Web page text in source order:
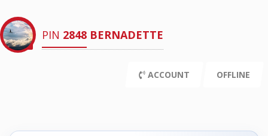
PIN 2848 BERNADETTE
ACCOUNT OFFLINE